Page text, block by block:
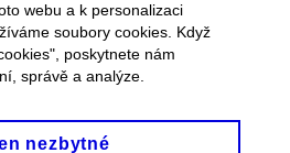
webu a k personalizaci
soubory cookies. Když
poskytnete nám
správě a analýze.
nezbytné